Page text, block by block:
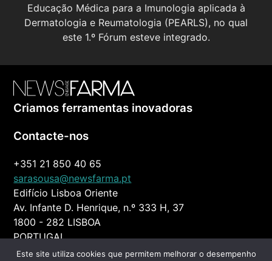
Educação Médica para a Imunologia aplicada à
Dermatologia e Reumatologia (PEARLS), no qual
este 1.º Fórum esteve integrado.
Criamos ferramentas inovadoras
Contacte-nos
+351 21 850 40 65
sarasousa@newsfarma.pt
Edifício Lisboa Oriente
Av. Infante D. Henrique, n.º 333 H, 37
1800 - 282 LISBOA
PORTUGAL
Este site utiliza cookies que permitem melhorar o desempenho